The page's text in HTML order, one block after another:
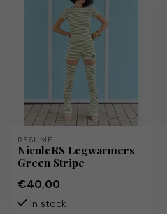
RÉSUMÉ
NicoleRS Legwarmers
Green Stripe
€40,00
In stock